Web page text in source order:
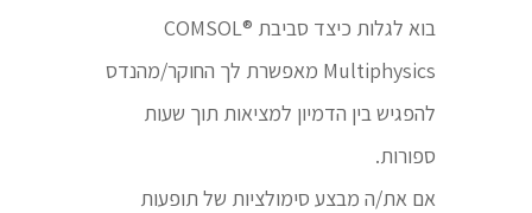
בוא לגלות כיצד סביבת ®COMSOL
Multiphysics מאפשרת לך החוקר/מהנדס
להפגיש בין הדמיון למציאות תוך שעות
ספורות.
אם את/ה מבצע סימולציות של תופעות